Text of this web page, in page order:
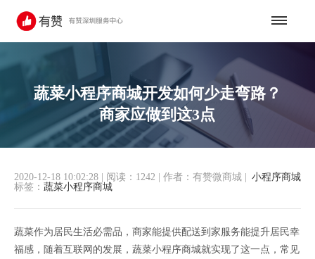
蔬菜小程序商城开发如何少走弯路？
商家应做到这3点
小程序商城
2020-12-18 10:02:28 阅读：1242 作者：有赞微商城
标签： 蔬菜小程序商城
蔬菜作为居民生活必需品，商家能提供配送到家服务能提升居民幸
福感，随着互联网的发展，蔬菜小程序商城就实现了这一点，常见